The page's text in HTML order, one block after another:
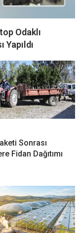
Odaklı
Sonrası
Fidan Dağıtımı